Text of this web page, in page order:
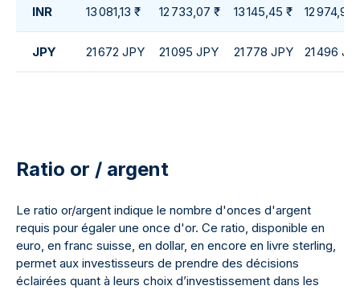
INR 13 081,13 ₹ 12 733,07 ₹ 13 145,45 ₹ 12 974,93 ₹
JPY 21 672 JPY 21 095 JPY 21 778 JPY 21 496
Ratio or / argent
Le ratio or/argent indique le nombre d'onces d'argent
requis pour égaler une once d'or. Ce ratio, disponible en
euro, en franc suisse, en dollar, en encore en livre sterling,
permet aux investisseurs de prendre des décisions
éclairées quant à leurs choix d’investissement dans les